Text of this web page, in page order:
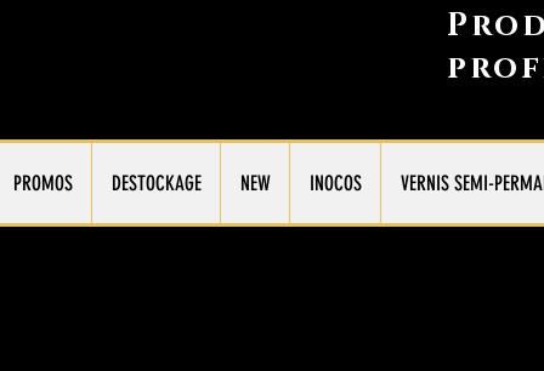
PROMOS DESTOCKAGE NEW INOCOS VERNIS SEMI-